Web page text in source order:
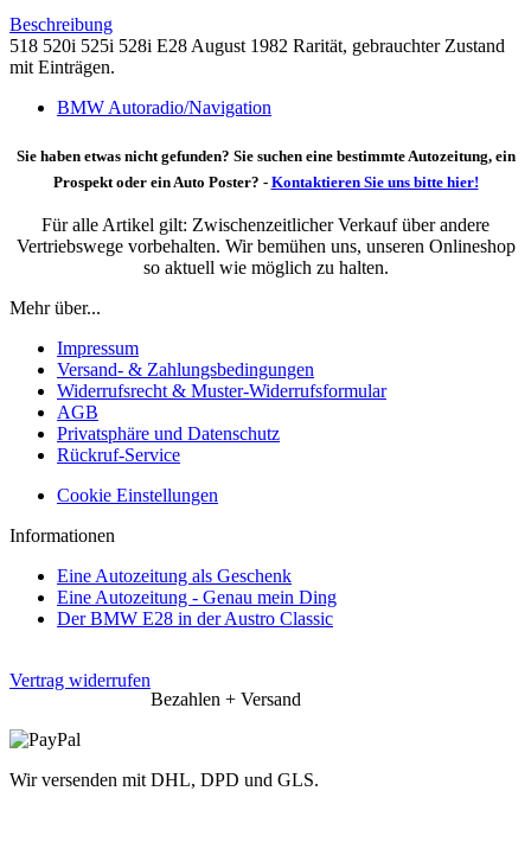
Beschreibung
518 520i 525i 528i E28 August 1982 Rarität, gebrauchter Zustand
mit Einträgen.
BMW Autoradio/Navigation
Sie haben etwas nicht gefunden? Sie suchen eine bestimmte Autozeitung, ein
Prospekt oder ein Auto Poster? - Kontaktieren Sie uns bitte hier!
Für alle Artikel gilt: Zwischenzeitlicher Verkauf über andere
Vertriebswege vorbehalten. Wir bemühen uns, unseren Onlineshop
so aktuell wie möglich zu halten.
Mehr über...
Impressum
Versand- & Zahlungsbedingungen
Widerrufsrecht & Muster-Widerrufsformular
AGB
Privatsphäre und Datenschutz
Rückruf-Service
Cookie Einstellungen
Informationen
Eine Autozeitung als Geschenk
Eine Autozeitung - Genau mein Ding
Der BMW E28 in der Austro Classic
Vertrag widerrufen
Bezahlen + Versand
Wir versenden mit DHL, DPD und GLS.